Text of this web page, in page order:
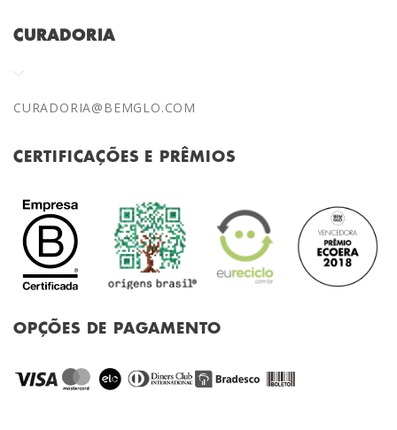
CURADORIA
CURADORIA@BEMGLO.COM
CERTIFICAÇÕES E PRÊMIOS
OPÇÕES DE PAGAMENTO